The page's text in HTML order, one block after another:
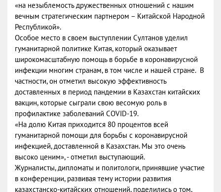
«на незыблемость дружественных отношений с нашим
вечным стратегическим партнером – Китайской Народной
Республикой».
Особое место в своем выступлении Султанов уделил
гуманитарной политике Китая, который оказывает
широкомасштабную помощь в борьбе в коронавирусной
инфекции многим странам, в том числе и нашей стране. В
частности, он отметил высокую эффективность
доставленных в период пандемии в Казахстан китайских
вакцин, которые сыграли свою весомую роль в
профилактике заболеваний COVID-19.
«На долю Китая приходится 80 процентов всей
гуманитарной помощи для борьбы с коронавирусной
инфекцией, доставленной в Казахстан. Мы это очень
высоко ценим», - отметил выступающий.
Журналисты, дипломаты и политологи, принявшие участие
в конференции, развивая тему истории развития
казахстанско-китайских отношений, поделились о том,